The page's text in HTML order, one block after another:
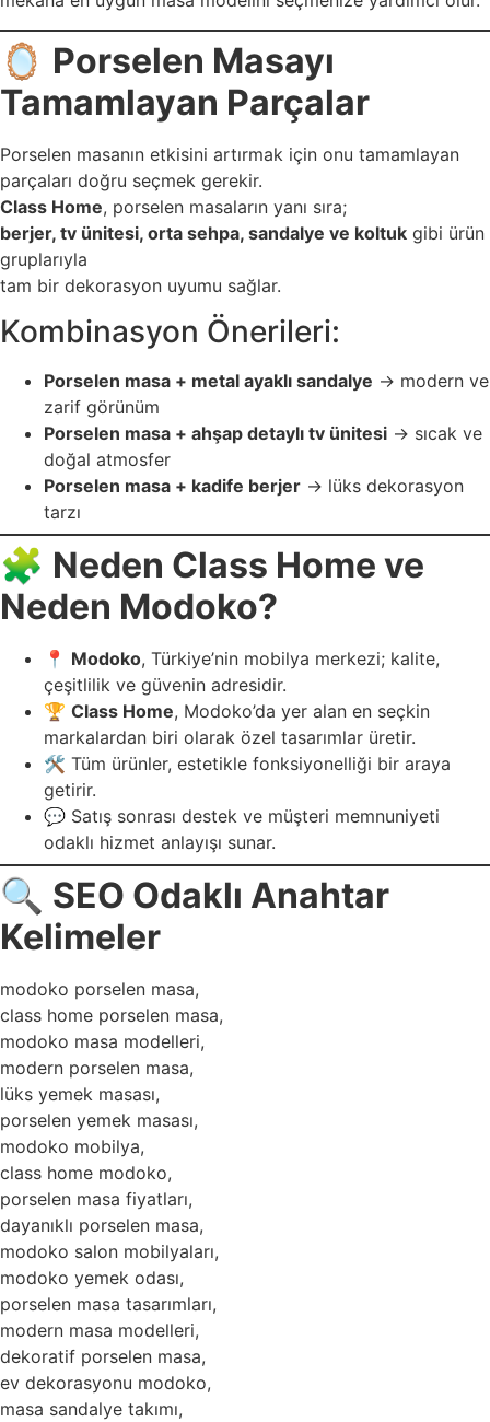
🪞 Porselen Masayı
Tamamlayan Parçalar
Porselen masanın etkisini artırmak için onu tamamlayan
parçaları doğru seçmek gerekir.
Class Home, porselen masaların yanı sıra;
berjer, tv ünitesi, orta sehpa, sandalye ve koltuk gibi ürün
gruplarıyla
tam bir dekorasyon uyumu sağlar.
Kombinasyon Önerileri:
Porselen masa + metal ayaklı sandalye → modern ve
zarif görünüm
Porselen masa + ahşap detaylı tv ünitesi → sıcak ve
doğal atmosfer
Porselen masa + kadife berjer → lüks dekorasyon
tarzı
🧩 Neden Class Home ve
Neden Modoko?
📍 Modoko, Türkiye’nin mobilya merkezi; kalite,
çeşitlilik ve güvenin adresidir.
🏆 Class Home, Modoko’da yer alan en seçkin
markalardan biri olarak özel tasarımlar üretir.
🛠️ Tüm ürünler, estetikle fonksiyonelliği bir araya
getirir.
💬 Satış sonrası destek ve müşteri memnuniyeti
odaklı hizmet anlayışı sunar.
🔍 SEO Odaklı Anahtar
Kelimeler
modoko porselen masa,
class home porselen masa,
modoko masa modelleri,
modern porselen masa,
lüks yemek masası,
porselen yemek masası,
modoko mobilya,
class home modoko,
porselen masa fiyatları,
dayanıklı porselen masa,
modoko salon mobilyaları,
modoko yemek odası,
porselen masa tasarımları,
modern masa modelleri,
dekoratif porselen masa,
ev dekorasyonu modoko,
masa sandalye takımı,